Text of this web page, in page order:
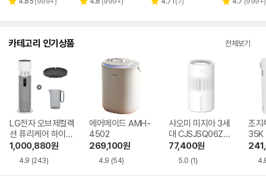
별
별
별
별
카테고리 인기상품 전체보기
LG전자 오브제컬렉
션 퓨리케어 하이드
로타워 HY705RS
UABM
1,000,880원
4.9 (243)
에어메이드 AMH-
4502
269,100원
4.9 (54)
샤오미 미지아 3세
대 CJSJSQ06ZM
Z
77,400원
5.0 (1)
조지
35K